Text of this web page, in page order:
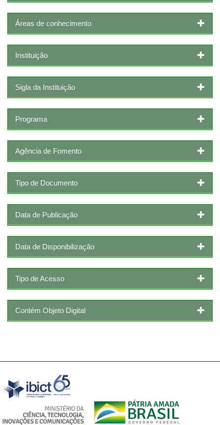
Áreas de conhecimento
Instituição
Sigla da Instituição
Programa
Agência de Fomento
Tipo de Documento
Data de Publicação
Data de Disponibilização
Tipo de Acesso
Contém Objeto Digital